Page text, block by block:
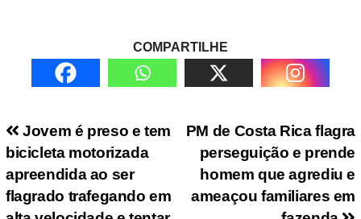
COMPARTILHE
Navegação de PostPM de Costa Rica flagra
perseguição e prende
homem que agrediu e
ameaçou familiares em
Jovem é preso e tem
bicicleta motorizada
apreendida ao ser
flagrado trafegando em